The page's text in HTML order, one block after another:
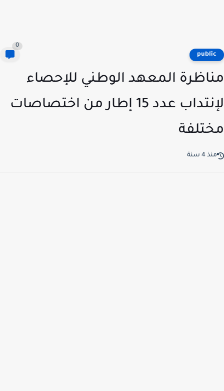
المعهد الوطني للإحصاء
لإنتداب عدد 15 إطار من اختصاصات
4 سنة